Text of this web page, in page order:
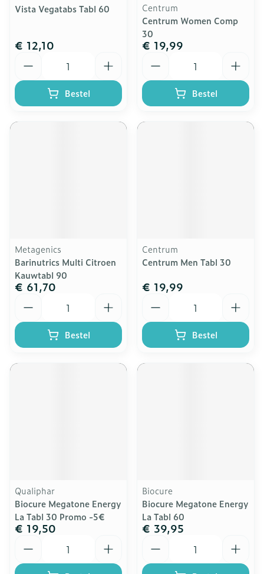
Vista Vegatabs Tabl 60
€ 12,10
Bestel
Centrum
Centrum Women Comp
30
€ 19,99
Bestel
Metagenics
Barinutrics Multi Citroen
Kauwtabl 90
€ 61,70
Bestel
Centrum
Centrum Men Tabl 30
€ 19,99
Bestel
Qualiphar
Biocure Megatone Energy
La Tabl 30 Promo -5€
€ 19,50
Biocure
Biocure Megatone Energy
La Tabl 60
€ 39,95